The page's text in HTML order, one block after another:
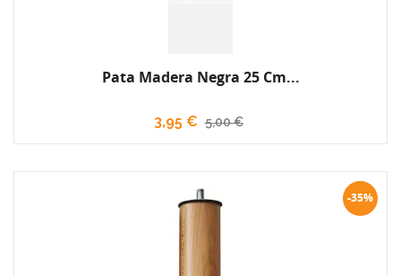
Pata Madera Negra 25 Cm...
3,95 € 5,00 €
-35%